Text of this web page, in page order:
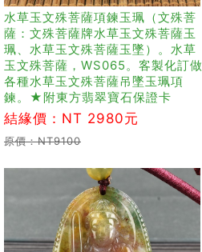
水草玉文殊菩薩項鍊玉珮（文殊菩
薩：文殊菩薩牌水草玉文殊菩薩玉
珮、水草玉文殊菩薩玉墜）。水草
玉文殊菩薩，WS065。客製化訂做
各種水草玉文殊菩薩吊墜玉珮項
鍊。★附東方翡翠寶石保證卡
結緣價：NT 2980元
原價：NT9100